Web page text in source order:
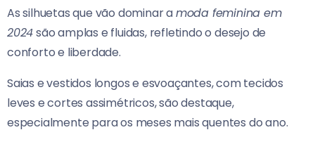
As silhuetas que vão dominar amoda feminina em
2024são amplas e fluidas, refletindo o desejo de
conforto e liberdade.
Saias e vestidos longos e esvoaçantes, com tecidos
leves e cortes assimétricos, são destaque,
especialmente para os meses mais quentes do ano.